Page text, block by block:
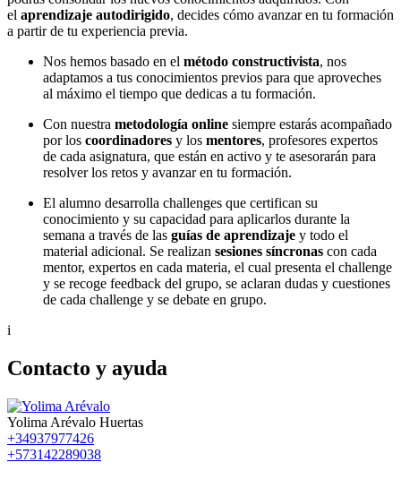
el aprendizaje autodirigido, decides cómo avanzar en tu formación
a partir de tu experiencia previa.
Nos hemos basado en el método constructivista, nos
adaptamos a tus conocimientos previos para que aproveches
al máximo el tiempo que dedicas a tu formación.
Con nuestra metodología online siempre estarás acompañado
por los coordinadores y los mentores, profesores expertos
de cada asignatura, que están en activo y te asesorarán para
resolver los retos y avanzar en tu formación.
El alumno desarrolla challenges que certifican su
conocimiento y su capacidad para aplicarlos durante la
semana a través de las guías de aprendizaje y todo el
material adicional. Se realizan sesiones síncronas con cada
mentor, expertos en cada materia, el cual presenta el challenge
y se recoge feedback del grupo, se aclaran dudas y cuestiones
de cada challenge y se debate en grupo.
i
Contacto y ayuda
Yolima Arévalo Huertas
+34937977426
+573142289038